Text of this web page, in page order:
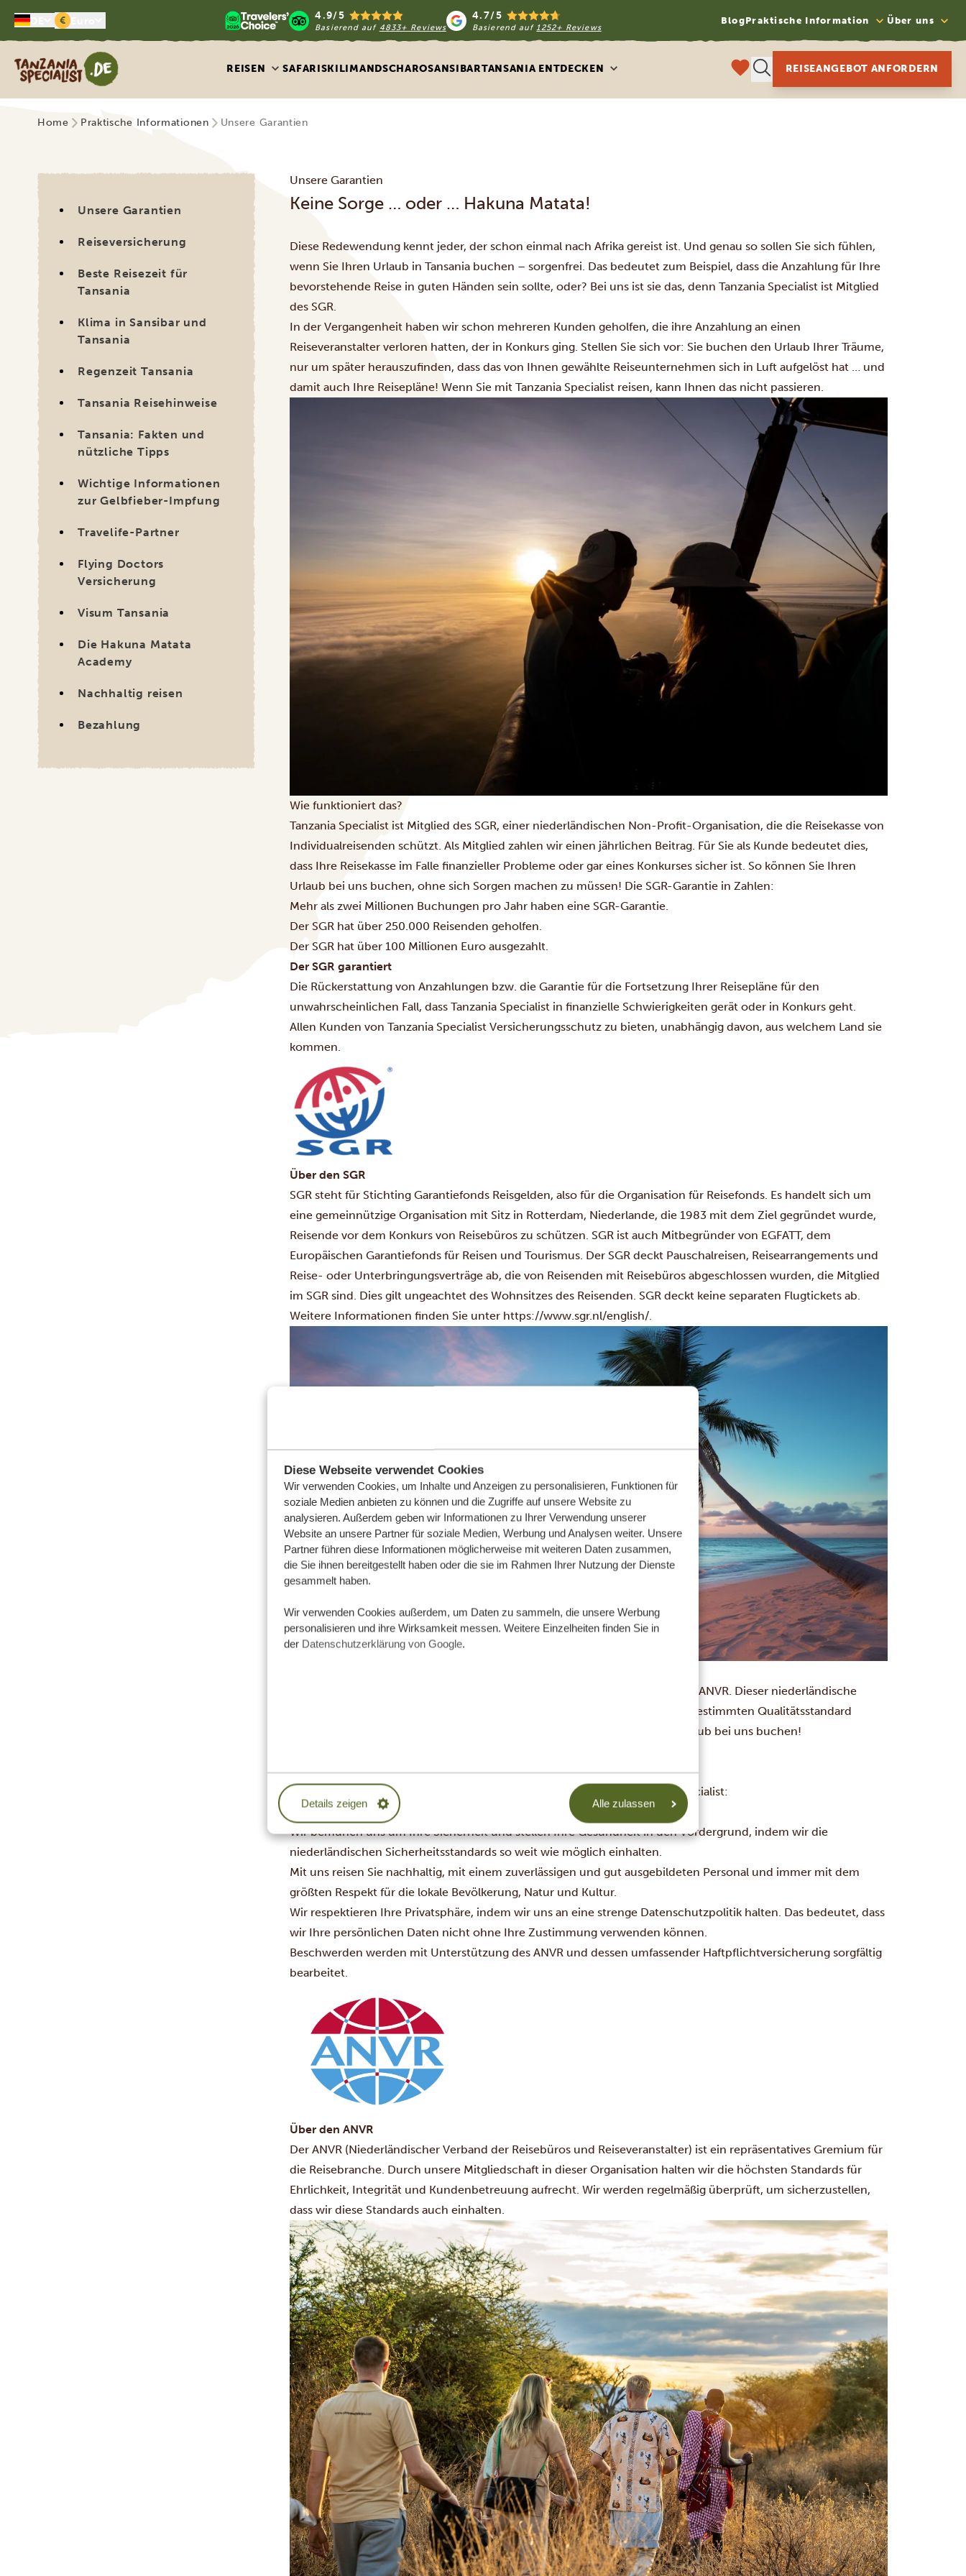
Diese Webseite verwendet Cookies
Wir verwenden Cookies, um Inhalte und Anzeigen zu personalisieren, Funktionen für
soziale Medien anbieten zu können und die Zugriffe auf unsere Website zu
analysieren. Außerdem geben wir Informationen zu Ihrer Verwendung unserer
Website an unsere Partner für soziale Medien, Werbung und Analysen weiter. Unsere
Partner führen diese Informationen möglicherweise mit weiteren Daten zusammen,
die Sie ihnen bereitgestellt haben oder die sie im Rahmen Ihrer Nutzung der Dienste
gesammelt haben.
Wir verwenden Cookies außerdem, um Daten zu sammeln, die unsere Werbung
personalisieren und ihre Wirksamkeit messen. Weitere Einzelheiten finden Sie in
der Datenschutzerklärung von Google.
Details zeigen Alle zulassen
€ 4.9/5
Basierend auf 4833+ Reviews
4.7/5
Basierend auf1252+ Reviews
BlogPraktische Information Über uns
Tanzania Specialist
REISEN SAFARISKILIMANDSCHAROSANSIBARTANSANIA ENTDECKEN REISEANGEBOT ANFORDERN
Home Praktische Informationen Unsere Garantien
Unsere Garantien
Reiseversicherung
Beste Reisezeit für
Tansania
Klima in Sansibar und
Tansania
Regenzeit Tansania
Tansania Reisehinweise
Tansania: Fakten und
nützliche Tipps
Wichtige Informationen
zur Gelbfieber-Impfung
Travelife-Partner
Flying Doctors
Versicherung
Visum Tansania
Die Hakuna Matata
Academy
Nachhaltig reisen
Bezahlung
Unsere Garantien
Keine Sorge … oder … Hakuna Matata!
Diese Redewendung kennt jeder, der schon einmal nach Afrika gereist ist. Und genau so sollen Sie sich fühlen,
wenn Sie Ihren Urlaub in Tansania buchen – sorgenfrei. Das bedeutet zum Beispiel, dass die Anzahlung für Ihre
bevorstehende Reise in guten Händen sein sollte, oder? Bei uns ist sie das, denn Tanzania Specialist ist Mitglied
des SGR.
In der Vergangenheit haben wir schon mehreren Kunden geholfen, die ihre Anzahlung an einen
Reiseveranstalter verloren hatten, der in Konkurs ging. Stellen Sie sich vor: Sie buchen den Urlaub Ihrer Träume,
nur um später herauszufinden, dass das von Ihnen gewählte Reiseunternehmen sich in Luft aufgelöst hat … und
damit auch Ihre Reisepläne! Wenn Sie mit Tanzania Specialist reisen, kann Ihnen das nicht passieren.
Wie funktioniert das?
Tanzania Specialist ist Mitglied des SGR, einer niederländischen Non-Profit-Organisation, die die Reisekasse von
Individualreisenden schützt. Als Mitglied zahlen wir einen jährlichen Beitrag. Für Sie als Kunde bedeutet dies,
dass Ihre Reisekasse im Falle finanzieller Probleme oder gar eines Konkurses sicher ist. So können Sie Ihren
Urlaub bei uns buchen, ohne sich Sorgen machen zu müssen! Die SGR-Garantie in Zahlen:
Mehr als zwei Millionen Buchungen pro Jahr haben eine SGR-Garantie.
Der SGR hat über 250.000 Reisenden geholfen.
Der SGR hat über 100 Millionen Euro ausgezahlt.
Der SGR garantiert
Die Rückerstattung von Anzahlungen bzw. die Garantie für die Fortsetzung Ihrer Reisepläne für den
unwahrscheinlichen Fall, dass Tanzania Specialist in finanzielle Schwierigkeiten gerät oder in Konkurs geht.
Allen Kunden von Tanzania Specialist Versicherungsschutz zu bieten, unabhängig davon, aus welchem Land sie
kommen.
Über den SGR
SGR steht für Stichting Garantiefonds Reisgelden, also für die Organisation für Reisefonds. Es handelt sich um
eine gemeinnützige Organisation mit Sitz in Rotterdam, Niederlande, die 1983 mit dem Ziel gegründet wurde,
Reisende vor dem Konkurs von Reisebüros zu schützen. SGR ist auch Mitbegründer von EGFATT, dem
Europäischen Garantiefonds für Reisen und Tourismus. Der SGR deckt Pauschalreisen, Reisearrangements und
Reise- oder Unterbringungsverträge ab, die von Reisenden mit Reisebüros abgeschlossen wurden, die Mitglied
im SGR sind. Dies gilt ungeachtet des Wohnsitzes des Reisenden. SGR deckt keine separaten Flugtickets ab.
Weitere Informationen finden Sie unter https://www.sgr.nl/english/.
Tanzania Specialist ist nicht nur Mitglied der SGR, sondern auch Mitglied des ANVR. Dieser niederländische
Vertreter der Reiseindustrie garantiert, dass unsere Dienstleistungen einen bestimmten Qualitätsstandard
einhalten. So können Sie sich noch wohler fühlen, wenn Sie Ihren Traumurlaub bei uns buchen!
Der ANVR garantiert
Unsere Mitgliedschaft im ANVR bedeutet für Sie als Kunde von Tanzania Specialist:
Wir arbeiten mit ehrlichen Bedingungen.
Wir bemühen uns um Ihre Sicherheit und stellen Ihre Gesundheit in den Vordergrund, indem wir die
niederländischen Sicherheitsstandards so weit wie möglich einhalten.
Mit uns reisen Sie nachhaltig, mit einem zuverlässigen und gut ausgebildeten Personal und immer mit dem
größten Respekt für die lokale Bevölkerung, Natur und Kultur.
Wir respektieren Ihre Privatsphäre, indem wir uns an eine strenge Datenschutzpolitik halten. Das bedeutet, dass
wir Ihre persönlichen Daten nicht ohne Ihre Zustimmung verwenden können.
Beschwerden werden mit Unterstützung des ANVR und dessen umfassender Haftpflichtversicherung sorgfältig
bearbeitet.
Über den ANVR
Der ANVR (Niederländischer Verband der Reisebüros und Reiseveranstalter) ist ein repräsentatives Gremium für
die Reisebranche. Durch unsere Mitgliedschaft in dieser Organisation halten wir die höchsten Standards für
Ehrlichkeit, Integrität und Kundenbetreuung aufrecht. Wir werden regelmäßig überprüft, um sicherzustellen,
dass wir diese Standards auch einhalten.